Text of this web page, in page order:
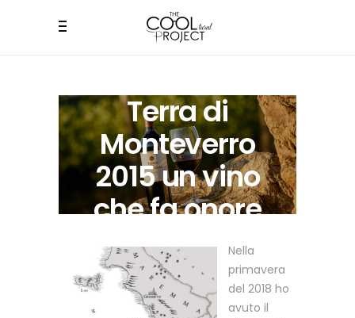
Terra di
Monteverro
2015 un vino
che fa onore
alla Toscana
Nella
primavera
del 2018 ho
avuto il